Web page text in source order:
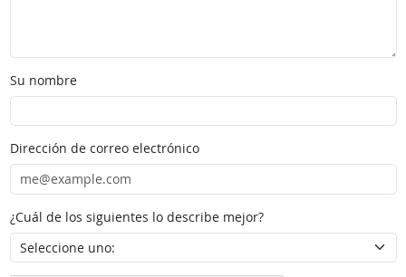
Su nombre
Dirección de correo electrónico
¿Cuál de los siguientes lo describe mejor?